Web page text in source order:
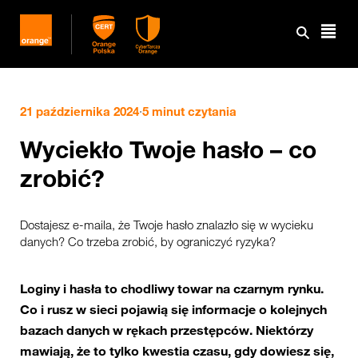
21 października 2024·5 minut czytania
Wyciekło Twoje hasło – co
zrobić?
Dostajesz e-maila, że Twoje hasło znalazło się w wycieku
danych? Co trzeba zrobić, by ograniczyć ryzyka?
Loginy i hasła to chodliwy towar na czarnym rynku.
Co i rusz w sieci pojawią się informacje o kolejnych
bazach danych w rękach przestępców. Niektórzy
mawiają, że to tylko kwestia czasu, gdy dowiesz się,